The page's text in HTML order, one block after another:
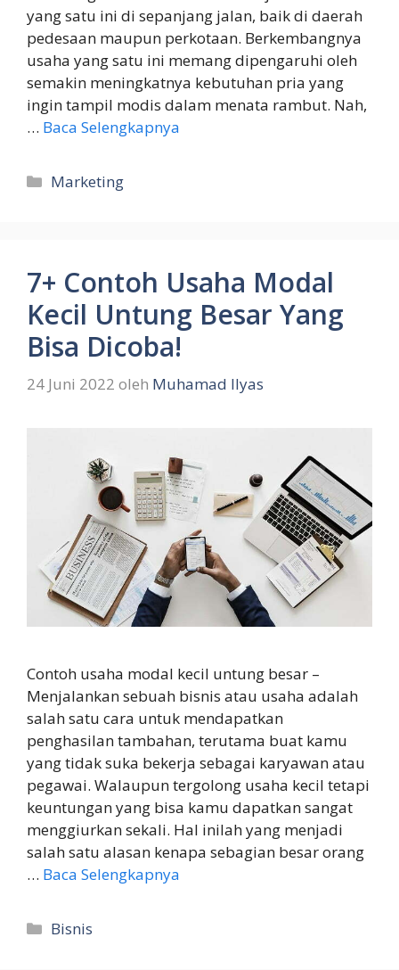
yang satu ini di sepanjang jalan, baik di daerah
pedesaan maupun perkotaan. Berkembangnya
usaha yang satu ini memang dipengaruhi oleh
semakin meningkatnya kebutuhan pria yang
ingin tampil modis dalam menata rambut. Nah,
… Baca Selengkapnya
Kategori
Marketing
7+ Contoh Usaha Modal
Kecil Untung Besar Yang
Bisa Dicoba!
24 Juni 2022 oleh Muhamad Ilyas
Contoh usaha modal kecil untung besar –
Menjalankan sebuah bisnis atau usaha adalah
salah satu cara untuk mendapatkan
penghasilan tambahan, terutama buat kamu
yang tidak suka bekerja sebagai karyawan atau
pegawai. Walaupun tergolong usaha kecil tetapi
keuntungan yang bisa kamu dapatkan sangat
menggiurkan sekali. Hal inilah yang menjadi
salah satu alasan kenapa sebagian besar orang
… Baca Selengkapnya
Kategori
Bisnis